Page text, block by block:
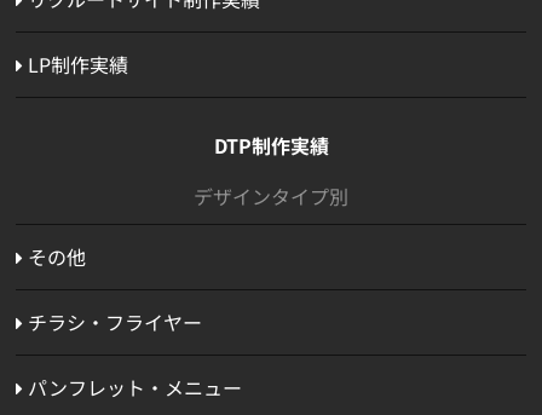
LP制作実績
DTP制作実績
デザインタイプ別
その他
チラシ・フライヤー
パンフレット・メニュー